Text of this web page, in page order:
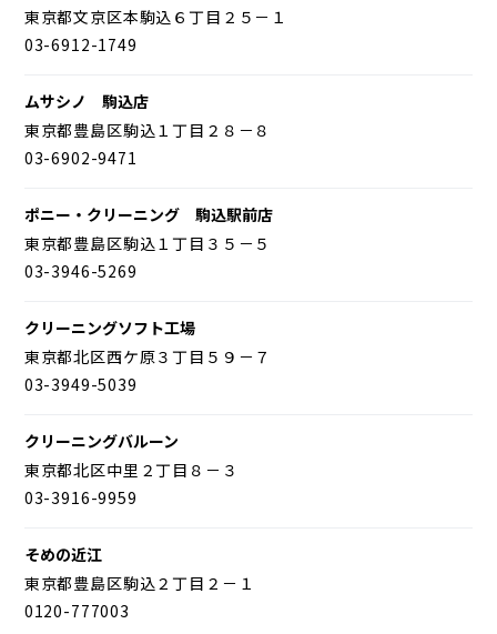
東京都文京区本駒込６丁目２５－１
03-6912-1749
ムサシノ 駒込店
東京都豊島区駒込１丁目２８－８
03-6902-9471
ポニー・クリーニング 駒込駅前店
東京都豊島区駒込１丁目３５－５
03-3946-5269
クリーニングソフト工場
東京都北区西ケ原３丁目５９－７
03-3949-5039
クリーニングバルーン
東京都北区中里２丁目８－３
03-3916-9959
そめの近江
東京都豊島区駒込２丁目２－１
0120-777003